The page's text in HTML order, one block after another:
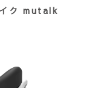
ク mutalk